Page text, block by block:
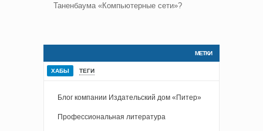
Таненбаума «Компьютерные сети»?
МЕТКИ
ХАБЫ ТЕГИ
Блог компании Издательский дом «Питер»
Профессиональная литература